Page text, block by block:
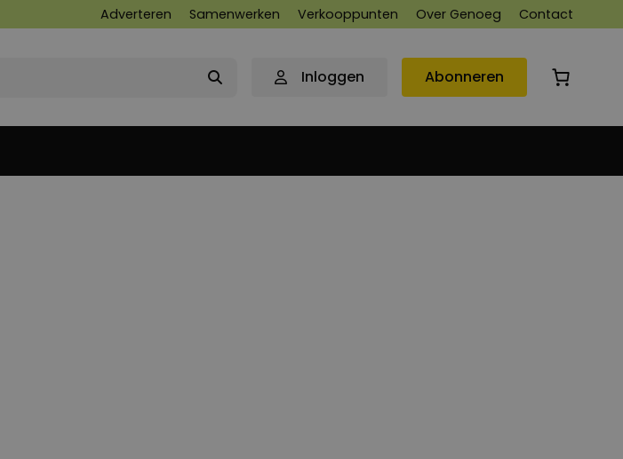
Adverteren Samenwerken Verkooppunten Over Genoeg Contact
Inloggen Abonneren